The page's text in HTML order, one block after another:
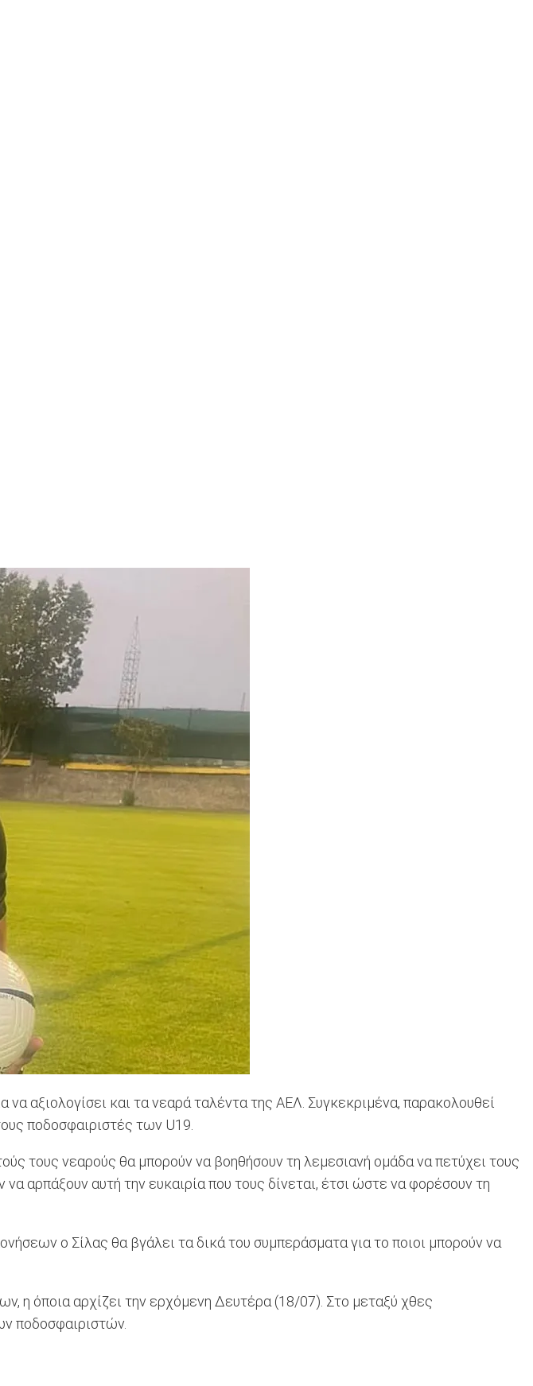
αξιολογίσει και τα νεαρά ταλέντα της ΑΕΛ. Συγκεκριμένα, παρακολουθεί
ποδοσφαιριστές των U19.
τους νεαρούς θα μπορούν να βοηθήσουν τη λεμεσιανή ομάδα να πετύχει τους
αρπάξουν αυτή την ευκαιρία που τους δίνεται, έτσι ώστε να φορέσουν τη
ο Σίλας θα βγάλει τα δικά του συμπεράσματα για το ποιοι μπορούν να
η όποια αρχίζει την ερχόμενη Δευτέρα (18/07). Στο μεταξύ χθες
ποδοσφαιριστών.